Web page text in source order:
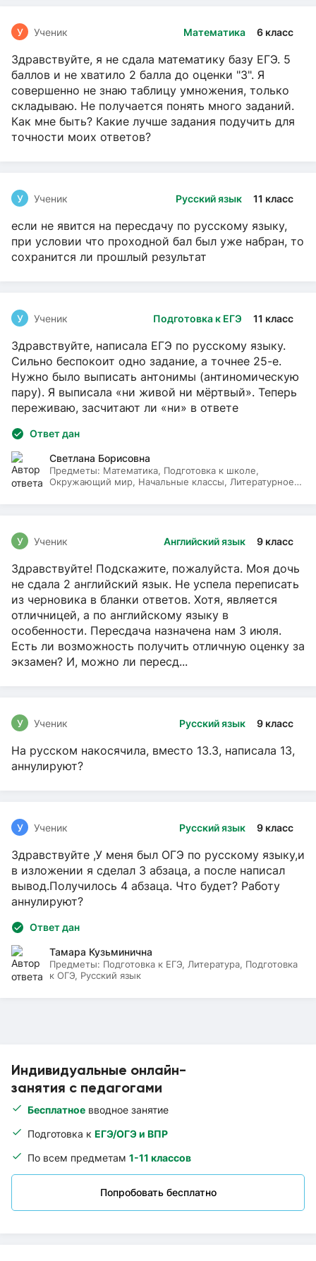
Индивидуальные онлайн-
занятия с педагогами
Бесплатное вводное занятие
Подготовка к ЕГЭ/ОГЭ и ВПР
По всем предметам 1-11 классов
Попробовать бесплатно
Математика 6 класс
У Ученик
Здравствуйте, я не сдала математику базу ЕГЭ. 5
баллов и не хватило 2 балла до оценки "3". Я
совершенно не знаю таблицу умножения, только
складываю. Не получается понять много заданий.
Как мне быть? Какие лучше задания подучить для
точности моих ответов?
Русский язык 11 класс
У Ученик
если не явится на пересдачу по русскому языку,
при условии что проходной бал был уже набран, то
сохранится ли прошлый результат
Подготовка к ЕГЭ 11 класс
У Ученик
Здравствуйте, написала ЕГЭ по русскому языку.
Сильно беспокоит одно задание, а точнее 25-е.
Нужно было выписать антонимы (антиномическую
пару). Я выписала «ни живой ни мёртвый». Теперь
переживаю, засчитают ли «ни» в ответе
Ответ дан
Светлана Борисовна
Предметы: Математика, Подготовка к школе,
Окружающий мир, Начальные классы, Литературное
Английский язык 9 класс
У Ученик
Здравствуйте! Подскажите, пожалуйста. Моя дочь
не сдала 2 английский язык. Не успела переписать
из черновика в бланки ответов. Хотя, является
отличницей, а по английскому языку в
особенности. Пересдача назначена нам 3 июля.
Есть ли возможность получить отличную оценку за
экзамен? И, можно ли пересд...
Русский язык 9 класс
У Ученик
На русском накосячила, вместо 13.3, написала 13,
аннулируют?
Русский язык 9 класс
У Ученик
Здравствуйте ,У меня был ОГЭ по русскому языку,и
в изложении я сделал 3 абзаца, а после написал
вывод.Получилось 4 абзаца. Что будет? Работу
аннулируют?
Ответ дан
Тамара Кузьминична
Предметы: Подготовка к ЕГЭ, Литература, Подготовка
к ОГЭ, Русский язык